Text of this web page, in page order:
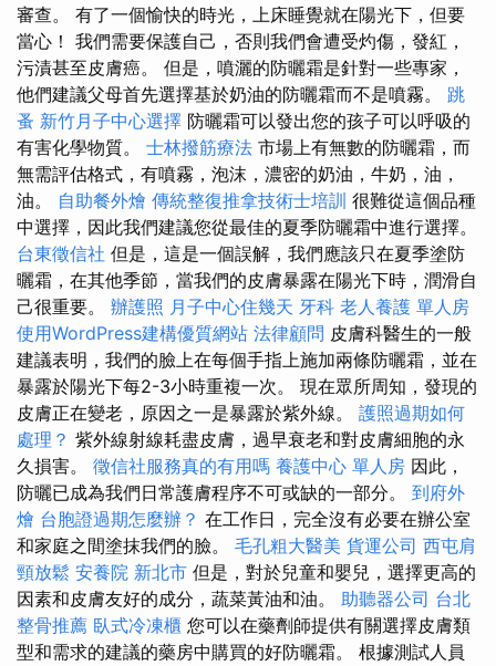
審查。 有了一個愉快的時光，上床睡覺就在陽光下，但要
當心！ 我們需要保護自己，否則我們會遭受灼傷，發紅，
污漬甚至皮膚癌。 但是，噴灑的防曬霜是針對一些專家，
他們建議父母首先選擇基於奶油的防曬霜而不是噴霧。 跳
蚤 新竹月子中心選擇 防曬霜可以發出您的孩子可以呼吸的
有害化學物質。 士林撥筋療法 市場上有無數的防曬霜，而
無需評估格式，有噴霧，泡沫，濃密的奶油，牛奶，油，
油。 自助餐外燴 傳統整復推拿技術士培訓 很難從這個品種
中選擇，因此我們建議您從最佳的夏季防曬霜中進行選擇。
台東徵信社 但是，這是一個誤解，我們應該只在夏季塗防
曬霜，在其他季節，當我們的皮膚暴露在陽光下時，潤滑自
己很重要。 辦護照 月子中心住幾天 牙科 老人養護 單人房
使用WordPress建構優質網站 法律顧問 皮膚科醫生的一般
建議表明，我們的臉上在每個手指上施加兩條防曬霜，並在
暴露於陽光下每2-3小時重複一次。 現在眾所周知，發現的
皮膚正在變老，原因之一是暴露於紫外線。 護照過期如何
處理？ 紫外線射線耗盡皮膚，過早衰老和對皮膚細胞的永
久損害。 徵信社服務真的有用嗎 養護中心 單人房 因此，
防曬已成為我們日常護膚程序不可或缺的一部分。 到府外
燴 台胞證過期怎麼辦？ 在工作日，完全沒有必要在辦公室
和家庭之間塗抹我們的臉。 毛孔粗大醫美 貨運公司 西屯肩
頸放鬆 安養院 新北市 但是，對於兒童和嬰兒，選擇更高的
因素和皮膚友好的成分，蔬菜黃油和油。 助聽器公司 台北
整骨推薦 臥式冷凍櫃 您可以在藥劑師提供有關選擇皮膚類
型和需求的建議的藥房中購買的好防曬霜。 根據測試人員